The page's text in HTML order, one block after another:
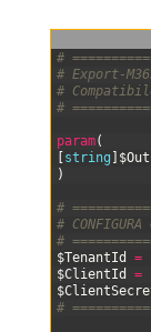
#
# Export-
#
#
param(
string
)
#
#
#
$TenantId
=
$ClientId
=
#